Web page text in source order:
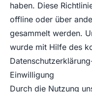
haben. Diese
offline oder über
gesammelt werden.
wurde mit Hilfe des
Einwilligung
Durch die Nutzung